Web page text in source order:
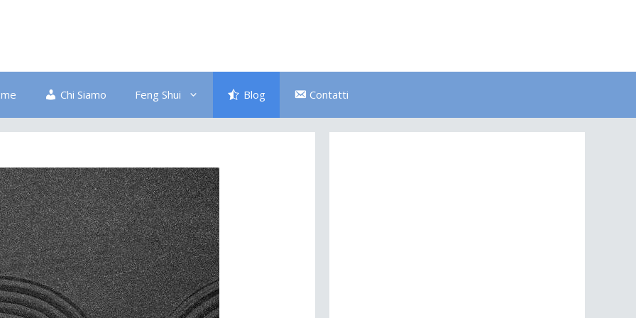
Chi Siamo Feng Shui
Bagno Bambini
Divano
Ingresso
Salute
Piante
Pulizia Energetica
Blog Contatti